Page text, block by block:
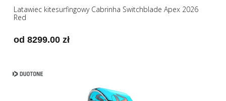
Latawiec kitesurfingowy Cabrinha Switchblade Apex 2026
Red
od 8299.00 zł